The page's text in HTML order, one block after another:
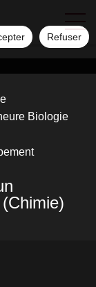
Refuser
Biologie